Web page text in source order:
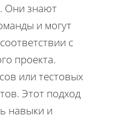
Они знают
и могут
с
проекта.
или тестовых
Этот подход
навыки и